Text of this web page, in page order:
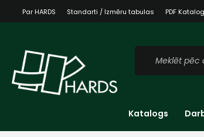
Par HARDS Standarti / Izmēru tabulas PDF
Katalogs